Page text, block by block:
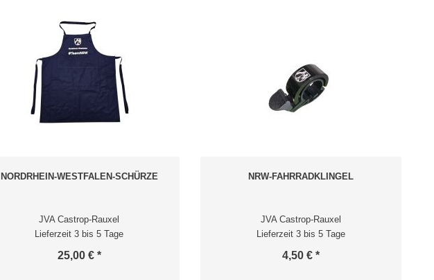
NORDRHEIN-WESTFALEN-SCHÜRZE
JVA Castrop-Rauxel
Lieferzeit 3 bis 5 Tage
25,00 € *
NRW-FAHRRADKLINGEL
JVA Castrop-Rauxel
Lieferzeit 3 bis 5 Tage
4,50 € *